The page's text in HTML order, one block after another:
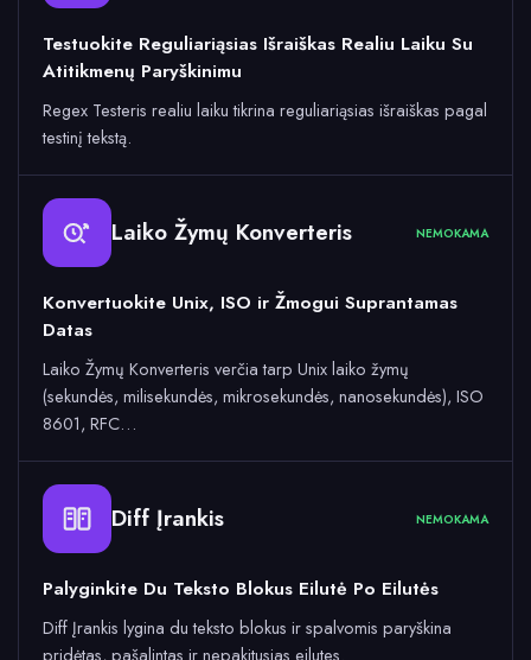
Testuokite Reguliariąsias Išraiškas Realiu Laiku Su
Atitikmenų Paryškinimu
Regex Testeris realiu laiku tikrina reguliariąsias išraiškas pagal
testinį tekstą.
Laiko Žymų Konverteris NEMOKAMA
Konvertuokite Unix, ISO ir Žmogui Suprantamas
Datas
Laiko Žymų Konverteris verčia tarp Unix laiko žymų
(sekundės, milisekundės, mikrosekundės, nanosekundės), ISO
8601, RFC…
Diff Įrankis NEMOKAMA
Palyginkite Du Teksto Blokus Eilutė Po Eilutės
Diff Įrankis lygina du teksto blokus ir spalvomis paryškina
pridėtas, pašalintas ir nepakitusias eilutes.